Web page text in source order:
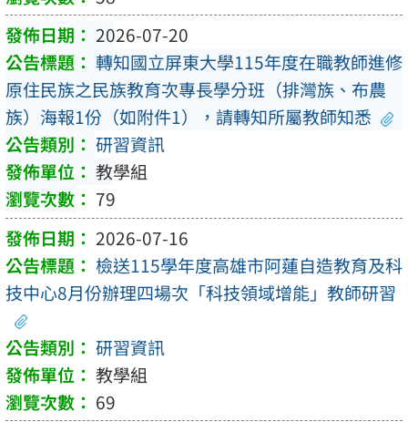
2026-07-20
轉知國立屏東大學115年度在職教師進修
原住民族之民族教育次專長學分班（排灣族、布農
族）海報1份（如附件1），請轉知所屬教師知悉
研習資訊
教學組
79
2026-07-16
檢送115學年度高雄市阿蓮自造教育及科
技中心8月份辦理四場次「科技領域增能」教師研習
研習資訊
教學組
69